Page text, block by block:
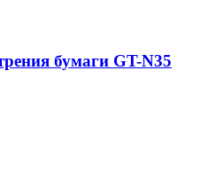
бумаги GT-N35